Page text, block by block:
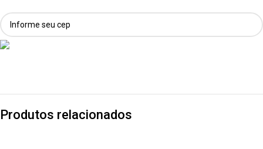
Produtos relacionados